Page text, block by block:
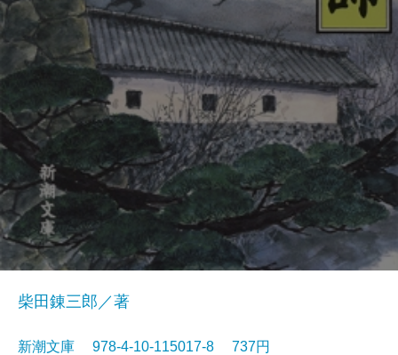
柴田錬三郎／著
新潮文庫 978-4-10-115017-8 737円